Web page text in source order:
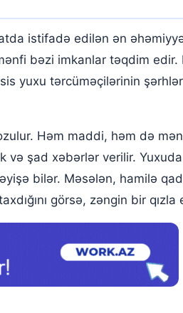
istifadə edilən ən
bəzi imkanlar təqdim
yuxu tərcüməçilərinin
Həm maddi, həm də
və şad xəbərlər verilir.
bilər. Məsələn, hamilə
görsə, zəngin bir